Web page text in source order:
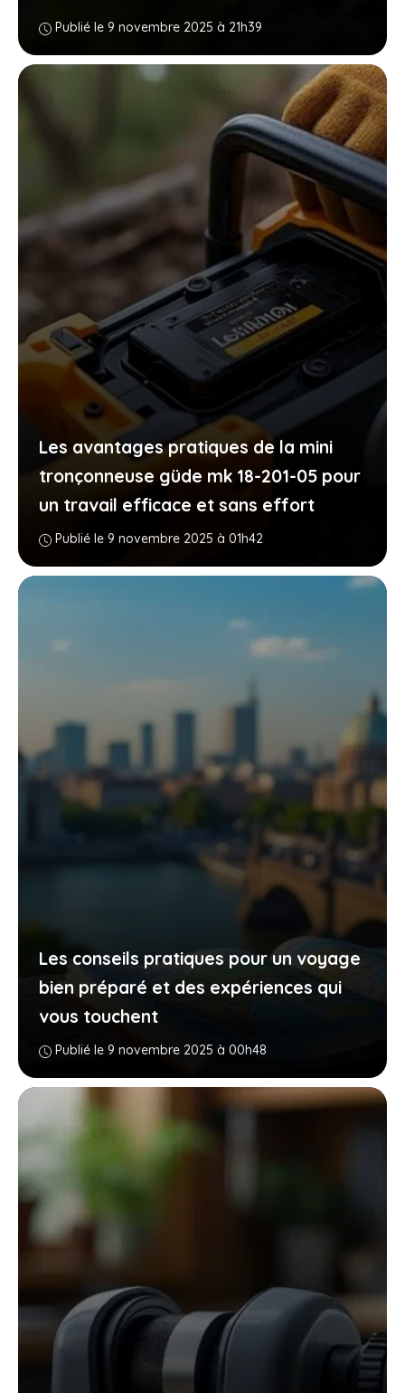
Publié le 9 novembre 2025 à 21h39
Les avantages pratiques de la mini
tronçonneuse güde mk 18-201-05 pour
un travail efficace et sans effort
Publié le 9 novembre 2025 à 01h42
Les conseils pratiques pour un voyage
bien préparé et des expériences qui
vous touchent
Publié le 9 novembre 2025 à 00h48